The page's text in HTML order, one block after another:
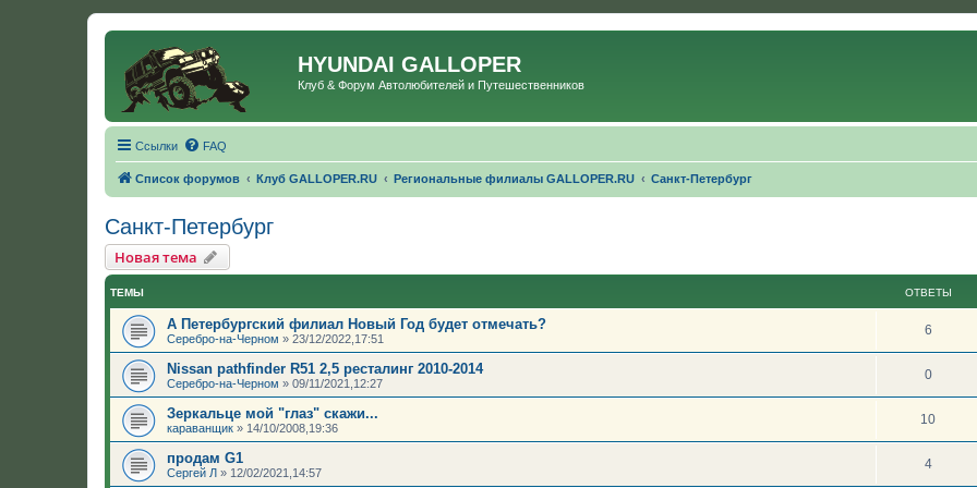
HYUNDAI GALLOPER
Клуб & Форум Автолюбителей и Путешественников
Ссылки FAQ
Список форумов Клуб GALLOPER.RU Региональные филиалы GALLOPER.RU Санкт-Петербург
Санкт-Петербург
Новая тема
ТЕМЫ ОТВЕТЫ
А Петербургский филиал Новый Год будет отмечать?
Серебро-на-Черном » 23/12/2022,17:51
6
Nissan pathfinder R51 2,5 ресталинг 2010-2014
Серебро-на-Черном » 09/11/2021,12:27
0
Зеркальце мой "глаз" скажи...
караванщик » 14/10/2008,19:36
10
продам G1
Сергей Л » 12/02/2021,14:57
4